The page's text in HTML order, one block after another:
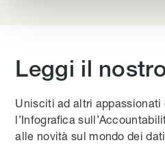
Leggi il
Unisciti ad altri
l’Infografica
alle novità sul mondo dei